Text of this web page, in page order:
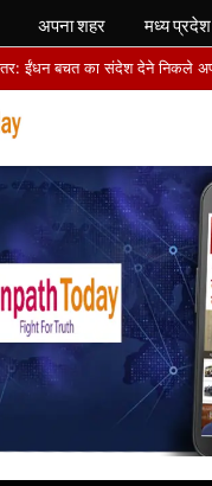
अपना शहर मध्य प्रदेश